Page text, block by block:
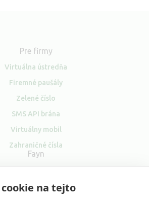
na tejto
Pre firmy
Virtuálna ústredňa
Firemné paušály
Zelené číslo
SMS API brána
Virtuálny mobil
Zahraničné čísla
Fayn
Kontakt